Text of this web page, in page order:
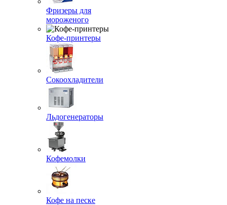
Фризеры для
мороженого
Кофе-принтеры
Сокоохладители
Льдогенераторы
Кофемолки
Кофе на песке